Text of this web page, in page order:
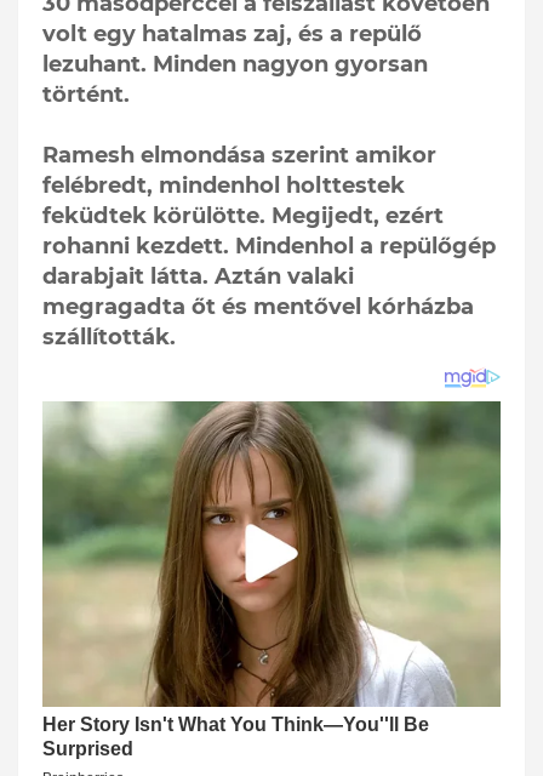
volt egy hatalmas zaj, és a repülő
lezuhant. Minden nagyon gyorsan
történt.
Ramesh elmondása szerint amikor
felébredt, mindenhol holttestek
feküdtek körülötte. Megijedt, ezért
rohanni kezdett. Mindenhol a repülőgép
darabjait látta. Aztán valaki
megragadta őt és mentővel kórházba
szállították.